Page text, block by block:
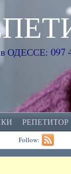
097
Follow: